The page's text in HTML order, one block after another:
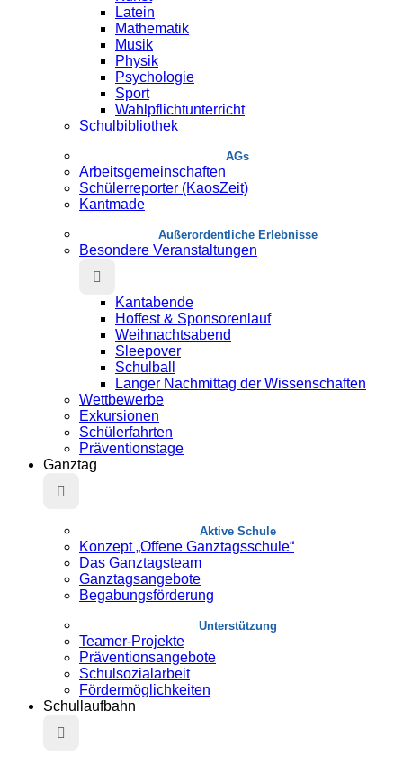
Latein
Mathematik
Musik
Physik
Psychologie
Sport
Wahlpflichtunterricht
Schulbibliothek
AGs
Arbeitsgemeinschaften
Schülerreporter (KaosZeit)
Kantmade
Au­ßer­or­dent­liche Erlebnisse
Besondere Veranstaltungen
Kantabende
Hoffest & Sponsorenlauf
Weihnachtsabend
Sleepover
Schulball
Langer Nachmittag der Wissenschaften
Wettbewerbe
Exkursionen
Schülerfahrten
Präventionstage
Ganztag
Aktive Schule
Konzept „Offene Ganztagsschule“
Das Ganztagsteam
Ganztagsangebote
Begabungsförderung
Unterstützung
Teamer-Projekte
Präventionsangebote
Schulsozialarbeit
Fördermöglichkeiten
Schullaufbahn